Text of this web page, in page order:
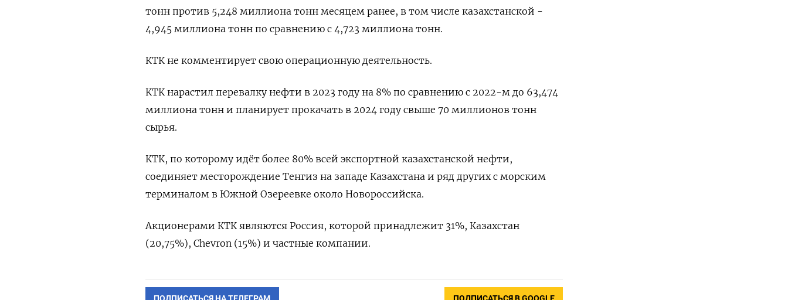
тонн против 5,248 миллиона тонн месяцем ранее, в том числе казахстанской -
4,945 миллиона тонн по сравнению с 4,723 миллиона тонн.
КТК не комментирует свою операционную деятельность.
КТК нарастил перевалку нефти в 2023 году на 8% по сравнению с 2022-м до 63,474
миллиона тонн и планирует прокачать в 2024 году свыше 70 миллионов тонн
сырья.
КТК, по которому идёт более 80% всей экспортной казахстанской нефти,
соединяет месторождение Тенгиз на западе Казахстана и ряд других с морским
терминалом в Южной Озереевке около Новороссийска.
Акционерами КТК являются Россия, которой принадлежит 31%, Казахстан
(20,75%), Chevron (15%) и частные компании.